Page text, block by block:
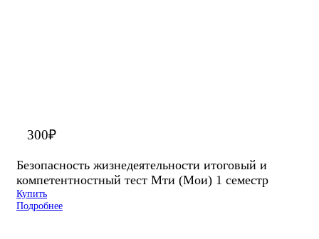
300₽
Безопасность жизнедеятельности итоговый и
компетентностный тест Мти (Мои) 1 семестр
Купить
Подробнее